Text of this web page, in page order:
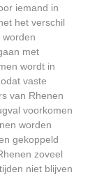
iemand in
het verschil
worden
met
wordt in
vaste
van Rhenen
voorkomen
worden
gekoppeld
zoveel
niet blijven